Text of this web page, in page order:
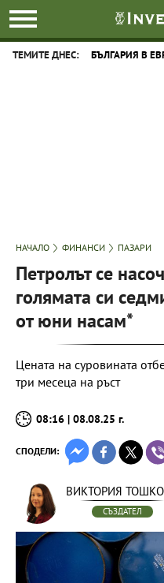
ТЕМИТЕ ДНЕС: БЪЛГАРИЯ В
НАЧАЛО ФИНАНСИ ПАЗАРИ
Петролът се
голямата си
от юни насам*
Цената на суровината
три месеца на ръст
08:16 | 08.08.25 г.
СПОДЕЛИ:
ВИКТОРИЯ
СЪЗДАТЕЛ